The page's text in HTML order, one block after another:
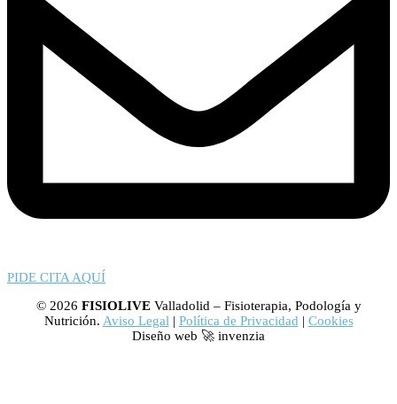
PIDE CITA AQUÍ
© 2026 FISIOLIVEValladolid – Fisioterapia, Podología y
Nutrición. Aviso Legal | Política de Privacidad | Cookies
Diseño web 🚀 invenzia